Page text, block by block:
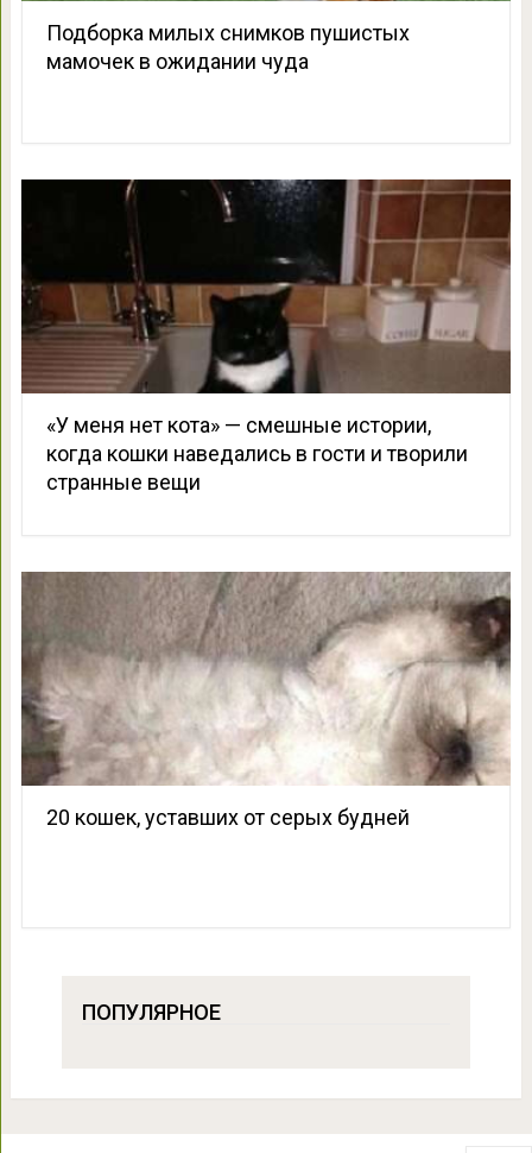
Подборка милых снимков пушистых
мамочек в ожидании чуда
«У меня нет кота» — смешные истории,
когда кошки наведались в гости и творили
странные вещи
20 кошек, уставших от серых будней
ПОПУЛЯРНОЕ